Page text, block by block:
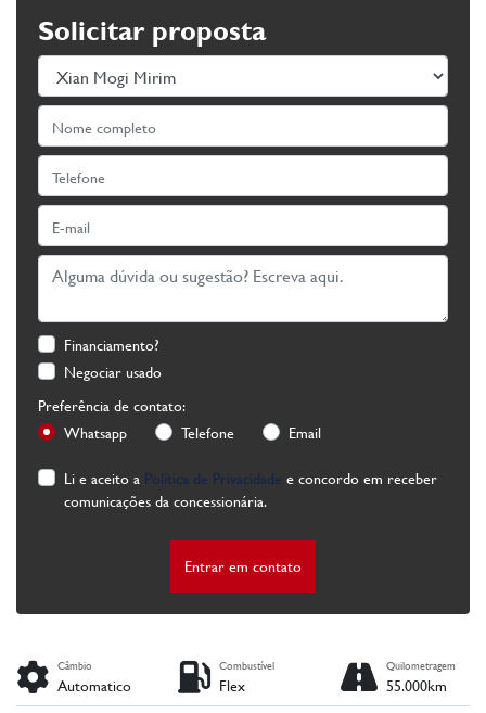
Solicitar proposta
Financiamento?
Negociar usado
Preferência de contato:
Whatsapp
Telefone
Email
Li e aceito a Política de Privacidade e concordo em receber
comunicações da concessionária.
Entrar em contato
Câmbio
Automatico
Combustível
Flex
Quilometragem
55.000km